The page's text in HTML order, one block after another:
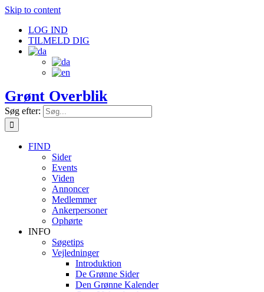
Skip to content
LOG IND
TILMELD DIG
Grønt Overblik
Søg efter:
FIND
Sider
Events
Viden
Annoncer
Medlemmer
Ankerpersoner
Ophørte
INFO
Søgetips
Vejledninger
Introduktion
De Grønne Sider
Den Grønne Kalender